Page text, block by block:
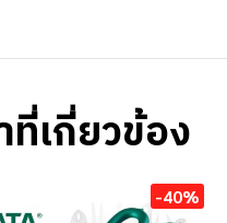
เกี่ยวข้อง
-40%